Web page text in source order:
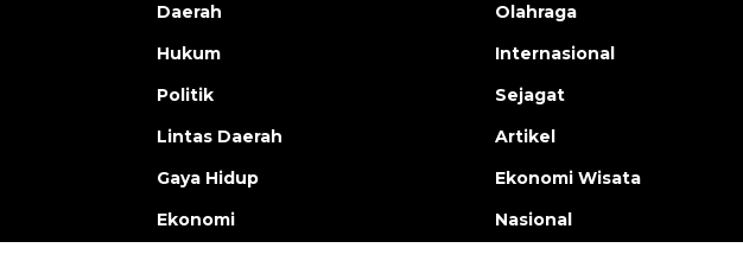
Daerah
Hukum
Politik
Lintas Daerah
Gaya Hidup
Ekonomi
Olahraga
Internasional
Sejagat
Artikel
Ekonomi Wisata
Nasional